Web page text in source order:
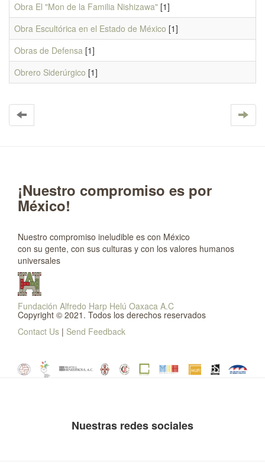
Obra El "Mon de la Familia Nishizawa" [1]
Obra Escultórica en el Estado de México [1]
Obras de Defensa [1]
Obrero Siderúrgico [1]
¡Nuestro compromiso es por
México!
Nuestro compromiso ineludible es con México
con su gente, con sus culturas y con los valores humanos
universales
Fundación Alfredo Harp Helú Oaxaca A.C
Copyright © 2021. Todos los derechos reservados
Contact Us | Send Feedback
Nuestras redes sociales